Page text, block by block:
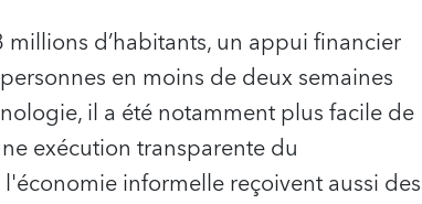
d’habitants, un appui financier
en moins de deux semaines
il a été notamment plus facile de
exécution transparente du
informelle reçoivent aussi des